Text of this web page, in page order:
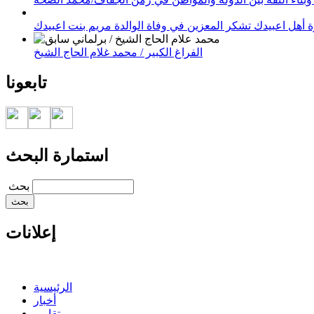
أهل اعبيدك تشكر المعزين في وفاة الوالدة مريم بنت اعبيدك
الفراغ الكبير / محمد غلام الحاج الشيخ
تابعونا
استمارة البحث
‏بحث ‏
إعلانات
الرئيسية
أخبار